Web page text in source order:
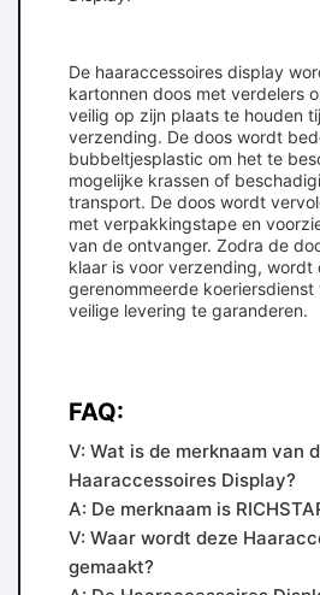
De haaraccessoires display
kartonnen doos met verdelers
veilig op zijn plaats te houden
verzending. De doos wordt
bubbeltjesplastic om het te
mogelijke krassen of
transport. De doos wordt
met verpakkingstape en
van de ontvanger. Zodra de
klaar is voor verzending, wordt
gerenommeerde koeriersdienst
veilige levering te garanderen.
FAQ:
V: Wat is de merknaam van
Haaraccessoires Display?
A: De merknaam is
V: Waar wordt deze
gemaakt?